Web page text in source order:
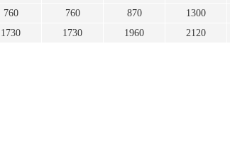
760 760 870 1300
1730 1730 1960 2120